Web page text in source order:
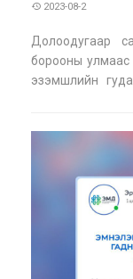
2023-08-2
Долоодугаар
борооны улмаас
эзэмшлийн
хөрсөнд